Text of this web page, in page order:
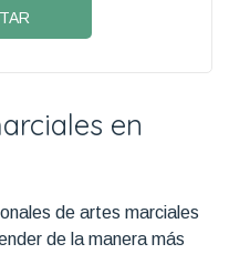
en
de artes marciales
de la manera más